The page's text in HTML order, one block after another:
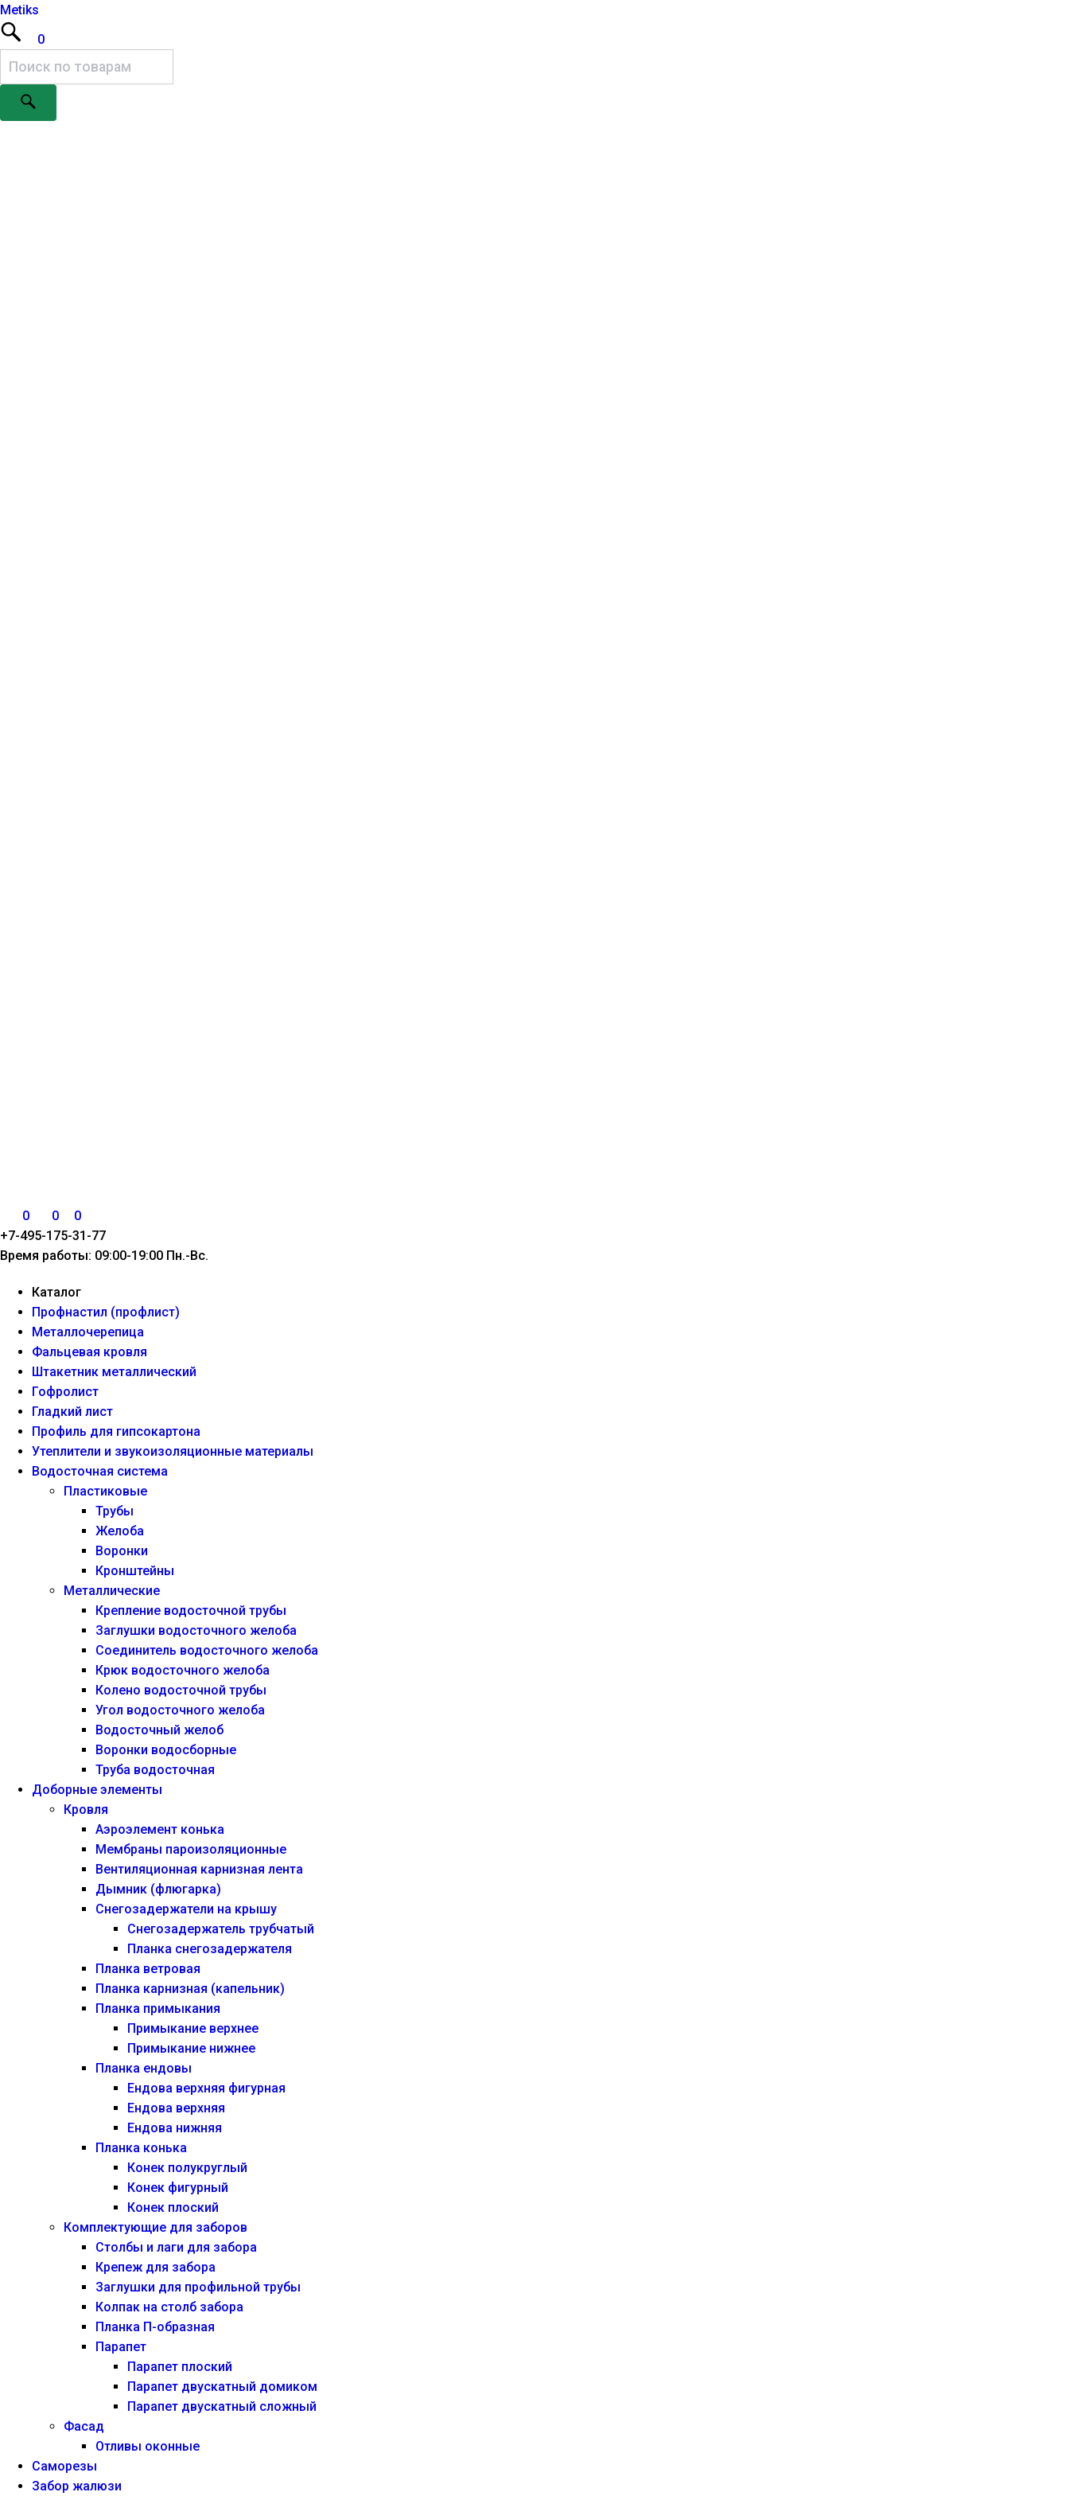
Metiks
0
0 0
0
+7-495-175-31-77
Время работы: 09:00-19:00 Пн.-Вс.
Каталог
Профнастил (профлист)
Металлочерепица
Фальцевая кровля
Штакетник металлический
Гофролист
Гладкий лист
Профиль для гипсокартона
Утеплители и звукоизоляционные материалы
Водосточная система
Пластиковые
Трубы
Желоба
Воронки
Кронштейны
Металлические
Крепление водосточной трубы
Заглушки водосточного желоба
Соединитель водосточного желоба
Крюк водосточного желоба
Колено водосточной трубы
Угол водосточного желоба
Водосточный желоб
Воронки водосборные
Труба водосточная
Доборные элементы
Кровля
Аэроэлемент конька
Мембраны пароизоляционные
Вентиляционная карнизная лента
Дымник (флюгарка)
Снегозадержатели на крышу
Снегозадержатель трубчатый
Планка снегозадержателя
Планка ветровая
Планка карнизная (капельник)
Планка примыкания
Примыкание верхнее
Примыкание нижнее
Планка ендовы
Ендова верхняя фигурная
Ендова верхняя
Ендова нижняя
Планка конька
Конек полукруглый
Конек фигурный
Конек плоский
Комплектующие для заборов
Столбы и лаги для забора
Крепеж для забора
Заглушки для профильной трубы
Колпак на столб забора
Планка П-образная
Парапет
Парапет плоский
Парапет двускатный домиком
Парапет двускатный сложный
Фасад
Отливы оконные
Саморезы
Забор жалюзи